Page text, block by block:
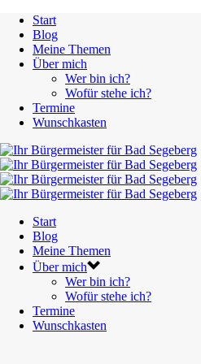
Start
Blog
Meine Themen
Über mich
Wer bin ich?
Wofür stehe ich?
Termine
Wunschkasten
Start
Blog
Meine Themen
Über mich
Wer bin ich?
Wofür stehe ich?
Termine
Wunschkasten